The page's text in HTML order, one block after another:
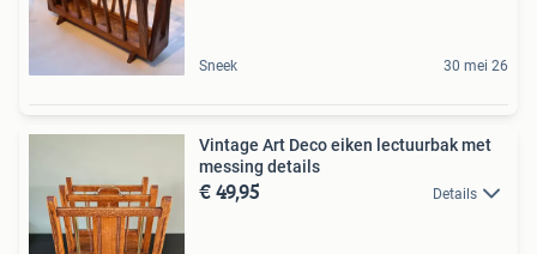
Sneek 30 mei 26
Vintage Art Deco eiken lectuurbak met
messing details
€ 49,95 Details